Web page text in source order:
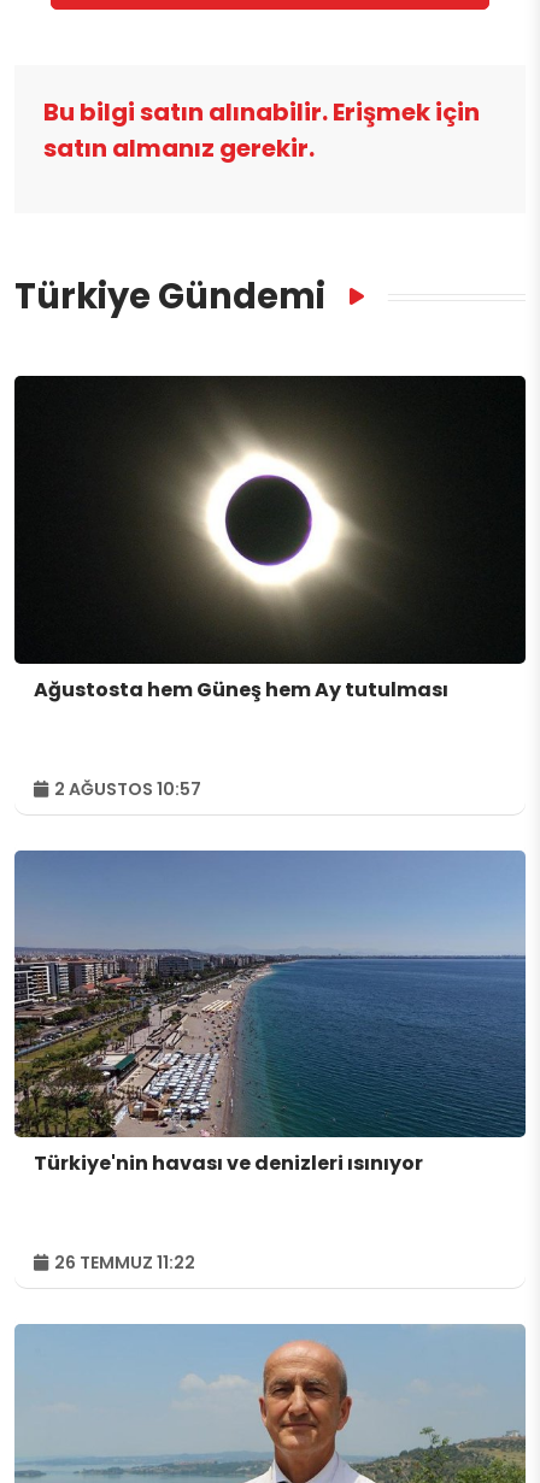
Bu bilgi satın alınabilir. Erişmek için
satın almanız gerekir.
Türkiye Gündemi
Ağustosta hem Güneş hem Ay tutulması
2 AĞUSTOS 10:57
Türkiye'nin havası ve denizleri ısınıyor
26 TEMMUZ 11:22